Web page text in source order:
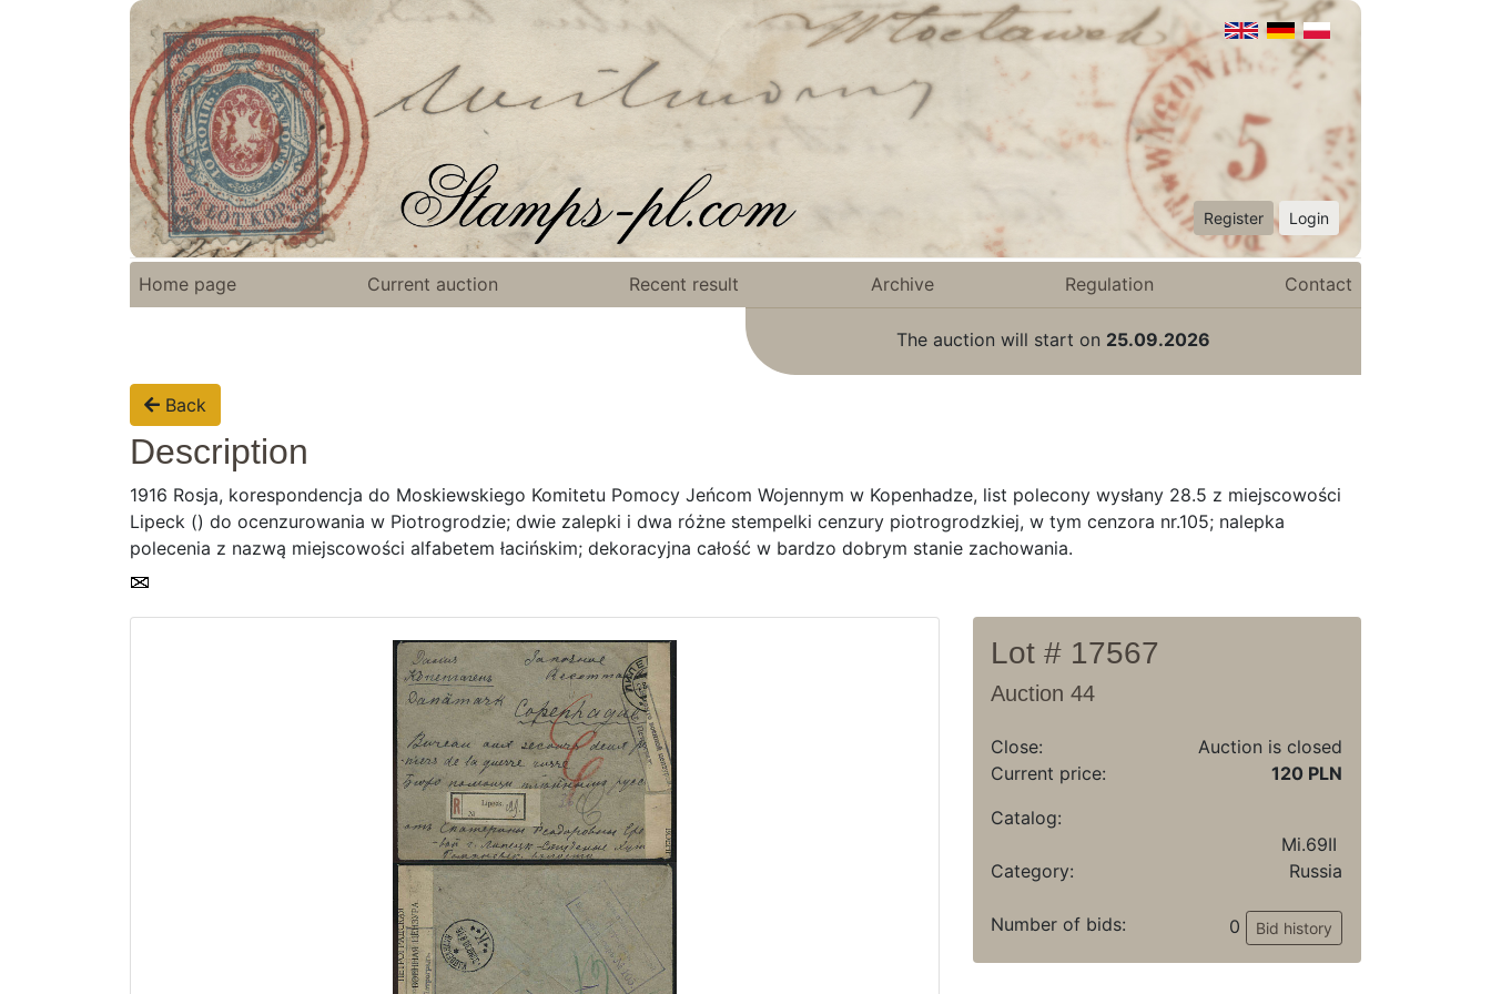
Register Login
Home page Current auction Recent result Archive Regulation Contact
The auction will start on 25.09.2026
Back
Description
1916 Rosja, korespondencja do Moskiewskiego Komitetu Pomocy Jeńcom Wojennym w Kopenhadze, list polecony wysłany 28.5 z miejscowości
Lipeck () do ocenzurowania w Piotrogrodzie; dwie zalepki i dwa różne stempelki cenzury piotrogrodzkiej, w tym cenzora nr.105; nalepka
polecenia z nazwą miejscowości alfabetem łacińskim; dekoracyjna całość w bardzo dobrym stanie zachowania.
Lot # 17567
Auction 44
Close:
Auction is closed
Current price:
120 PLN
Catalog:
Mi.69II
Category:
Russia
Number of bids: 0 Bid history